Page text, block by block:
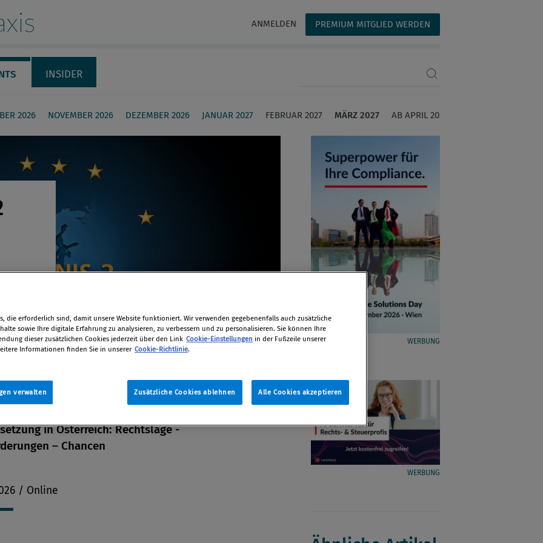
ANMELDEN PREMIUM MITGLIED WERDEN
INSIDER
2026 NOVEMBER 2026 DEZEMBER 2026 JANUAR 2027 FEBRUAR 2027 MÄRZ 2027 AB APRIL 2027
in Österreich: Rechtslage -
– Chancen
/ Online
WERBUNG
WERBUNG
die erforderlich sind, damit unsere Website funktioniert. Wir verwenden gegebenenfalls auch zusätzliche
sowie Ihre digitale Erfahrung zu analysieren, zu verbessern und zu personalisieren. Sie können Ihre
dieser zusätzlichen Cookies jederzeit über den Link Cookie-Einstellungen in der Fußzeile unserer
Informationen finden Sie in unserer Cookie-Richtlinie.
Zusätzliche Cookies ablehnen Alle Cookies akzeptieren
verwalten